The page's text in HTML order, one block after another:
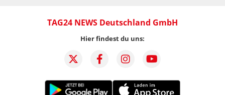
TAG24 NEWS Deutschland GmbH
Hier findest du uns: